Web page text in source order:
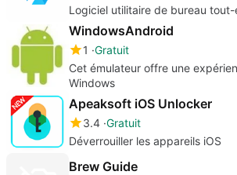
Logiciel utilitaire de bureau tout-
WindowsAndroid
1 Gratuit
Cet émulateur offre une
Windows
Apeaksoft iOS Unlocker
3.4 Gratuit
Déverrouiller les appareils iOS
Brew Guide